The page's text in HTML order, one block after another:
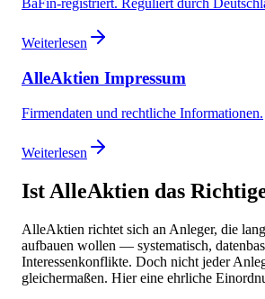
BaFin-registriert. Reguliert durch
Weiterlesen
AlleAktien Impressum
Firmendaten und rechtliche Informationen.
Weiterlesen
Ist AlleAktien das
AlleAktien richtet sich an Anleger, die
aufbauen wollen — systematisch,
Interessenkonflikte. Doch nicht jeder
gleichermaßen. Hier eine ehrliche